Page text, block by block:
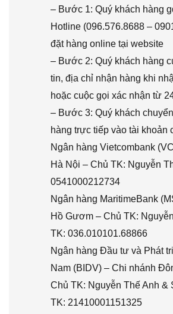
– Bước 1: Quý khách hàng
Hotline (096.576.8688 –
đặt hàng online tại website
– Bước 2: Quý khách hàng
tin, địa chỉ nhận hàng khi
hoặc cuộc gọi xác nhận từ
– Bước 3: Quý khách
hàng trực tiếp vào tài khoản
Ngân hàng Vietcombank
Hà Nội – Chủ TK: Nguyễn
0541000212734
Ngân hàng MaritimeBank
Hồ Gươm – Chủ TK:
TK: 036.010101.68866
Ngân hàng Đầu tư và Phát
Nam (BIDV) – Chi nhánh
Chủ TK: Nguyễn Thế Anh &
TK: 21410001151325